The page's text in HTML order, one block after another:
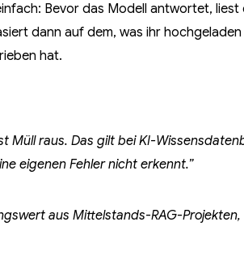
Bevor das Modell antwortet,
dann auf dem, was ihr
hat.
Müll raus. Das gilt bei KI-
eigenen Fehler nicht erkennt.”
aus Mittelstands-RAG-Projekten,